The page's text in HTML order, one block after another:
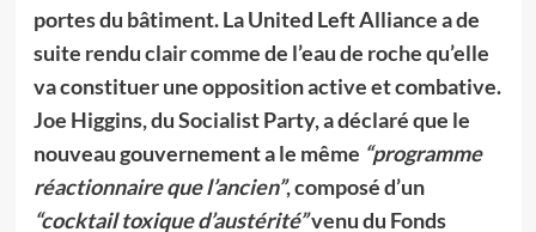
portes du bâtiment. La United Left Alliance a de
suite rendu clair comme de l’eau de roche qu’elle
va constituer une opposition active et combative.
Joe Higgins, du Socialist Party, a déclaré que le
nouveau gouvernement a le même “programme
réactionnaire que l’ancien”, composé d’un
“cocktail toxique d’austérité”venu du Fonds